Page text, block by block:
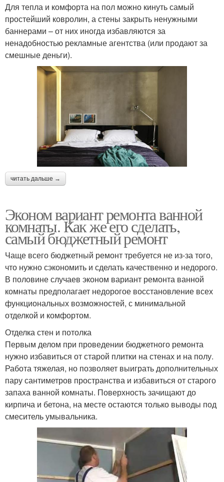
Для тепла и комфорта на пол можно кинуть самый
простейший ковролин, а стены закрыть ненужными
баннерами – от них иногда избавляются за
ненадобностью рекламные агентства (или продают за
смешные деньги).
читать дальше →
Эконом вариант ремонта ванной
комнаты. Как же его сделать,
самый бюджетный ремонт
Чаще всего бюджетный ремонт требуется не из-за того,
что нужно сэкономить и сделать качественно и недорого.
В половине случаев эконом вариант ремонта ванной
комнаты предполагает недорогое восстановление всех
функциональных возможностей, с минимальной
отделкой и комфортом.
Отделка стен и потолка
Первым делом при проведении бюджетного ремонта
нужно избавиться от старой плитки на стенах и на полу.
Работа тяжелая, но позволяет выиграть дополнительных
пару сантиметров пространства и избавиться от старого
запаха ванной комнаты. Поверхность зачищают до
кирпича и бетона, на месте остаются только выводы под
смеситель умывальника.